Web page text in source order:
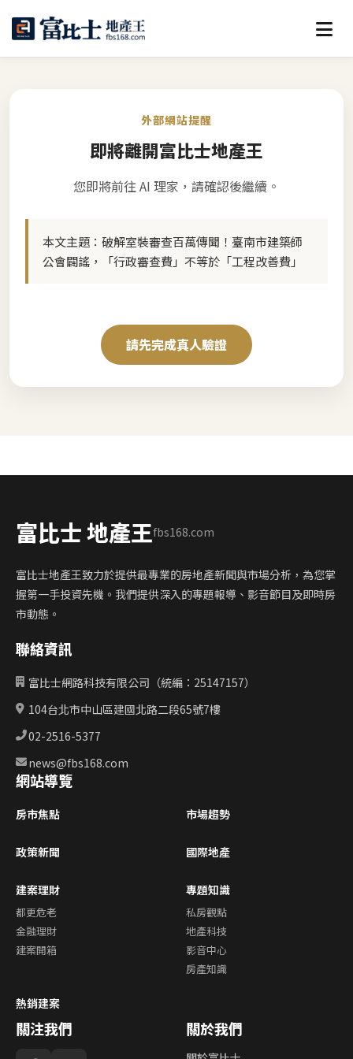
外部網站提醒
即將離開富比士地產王
您即將前往 AI 理家，請確認後繼續。
本文主題： 破解室裝審查百萬傳聞！臺南市建築師
公會闢謠，「行政審查費」不等於「工程改善費」
請先完成真人驗證
富比士 地產王fbs168.com
富比士地產王致力於提供最專業的房地產新聞與市場分析，為您掌
握第一手投資先機。我們提供深入的專題報導、影音節目及即時房
市動態。
聯絡資訊
富比士網路科技有限公司（統編：25147157）
104台北市中山區建國北路二段65號7樓
02-2516-5377
news@fbs168.com
網站導覽
房市焦點 市場趨勢
政策新聞 國際地產
建案理財
都更危老
金融理財
建案開箱
專題知識
私房觀點
地產科技
影音中心
房產知識
熱銷建案
關注我們 關於我們